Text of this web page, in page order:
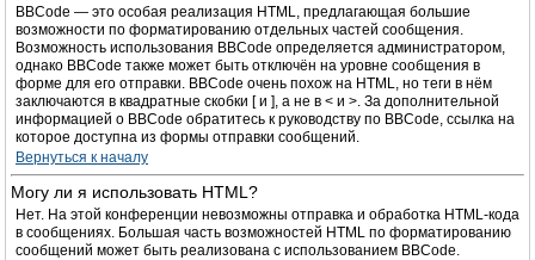
BBCode — это особая реализация HTML, предлагающая большие
возможности по форматированию отдельных частей сообщения.
Возможность использования BBCode определяется администратором,
однако BBCode также может быть отключён на уровне сообщения в
форме для его отправки. BBCode очень похож на HTML, но теги в нём
заключаются в квадратные скобки [ и ], а не в < и >. За дополнительной
информацией о BBCode обратитесь к руководству по BBCode, ссылка на
которое доступна из формы отправки сообщений.
Вернуться к началу
Могу ли я использовать HTML?
Нет. На этой конференции невозможны отправка и обработка HTML-кода
в сообщениях. Большая часть возможностей HTML по форматированию
сообщений может быть реализована с использованием BBCode.